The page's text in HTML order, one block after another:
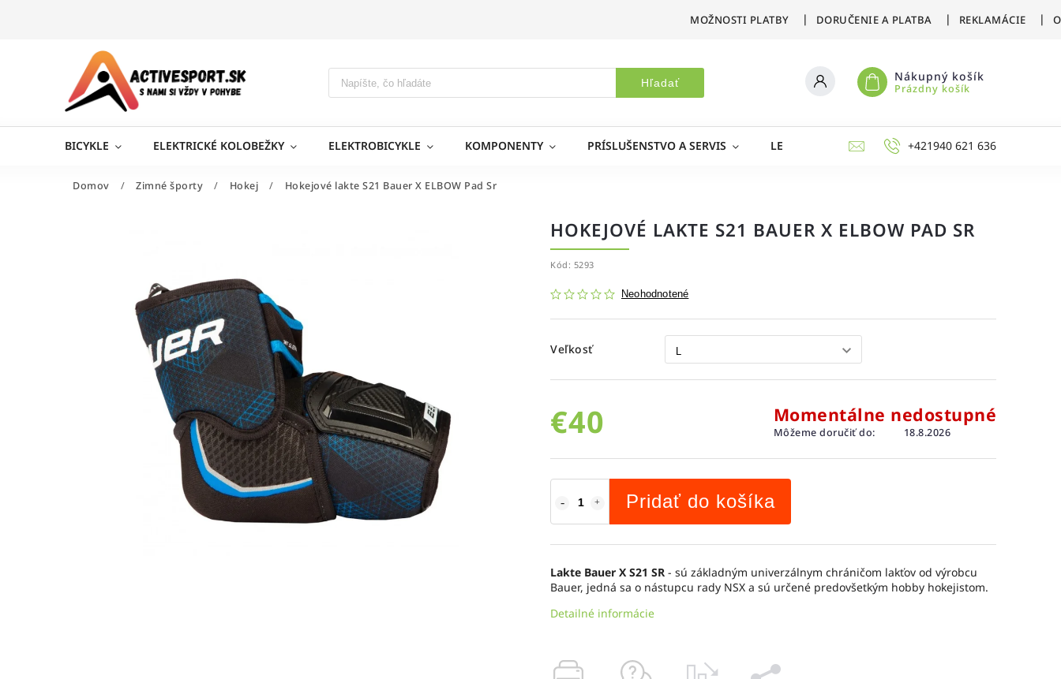
MOŽNOSTI PLATBY DORUČENIE A PLATBA REKLAMÁCIE
Hľadať Nákupný košík
Prázdny košík
BICYKLE ELEKTRICKÉ KOLOBEŽKY ELEKTROBICYKLE KOMPONENTY PRÍSLUŠENSTVO A SERVIS LETNÉ ŠPORTY ZIMNÉ ŠPORTY
+421940 621 636
Domov / Zimné športy / Hokej / Hokejové lakte S21 Bauer X ELBOW Pad Sr
HOKEJOVÉ LAKTE S21 BAUER X ELBOW PAD SR
Kód: 5293
Neohodnotené
Veľkosť
€40 Momentálne nedostupné
Môžeme doručiť do: 18.8.2026
Pridať do košíka
Lakte Bauer X S21 SR - sú základným univerzálnym chráničom lakťov od výrobcu
Bauer, jedná sa o nástupcu rady NSX a sú určené predovšetkým hobby hokejistom.
Detailné informácie